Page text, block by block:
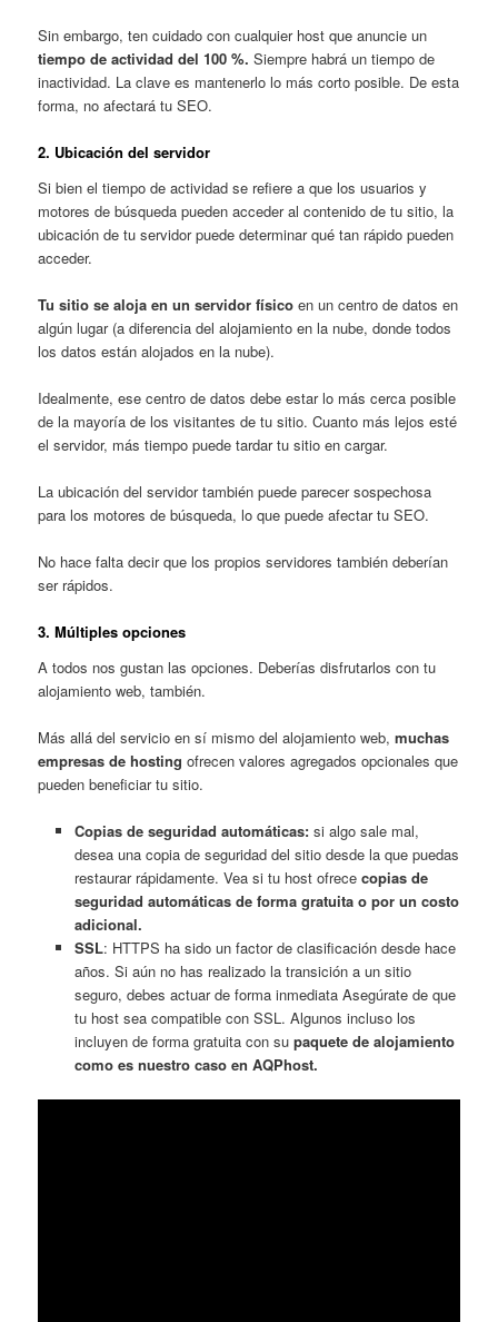
Sin embargo, ten cuidado con cualquier host que anuncie un
tiempo de actividad del 100 %. Siempre habrá un tiempo de
inactividad. La clave es mantenerlo lo más corto posible. De esta
forma, no afectará tu SEO.
2. Ubicación del servidor
Si bien el tiempo de actividad se refiere a que los usuarios y
motores de búsqueda pueden acceder al contenido de tu sitio, la
ubicación de tu servidor puede determinar qué tan rápido pueden
acceder.
Tu sitio se aloja en un servidor físico en un centro de datos en
algún lugar (a diferencia del alojamiento en la nube, donde todos
los datos están alojados en la nube).
Idealmente, ese centro de datos debe estar lo más cerca posible
de la mayoría de los visitantes de tu sitio. Cuanto más lejos esté
el servidor, más tiempo puede tardar tu sitio en cargar.
La ubicación del servidor también puede parecer sospechosa
para los motores de búsqueda, lo que puede afectar tu SEO.
No hace falta decir que los propios servidores también deberían
ser rápidos.
3. Múltiples opciones
A todos nos gustan las opciones. Deberías disfrutarlos con tu
alojamiento web, también.
Más allá del servicio en sí mismo del alojamiento web,muchas
empresas de hosting ofrecen valores agregados opcionales que
pueden beneficiar tu sitio.
Copias de seguridad automáticas:si algo sale mal,
desea una copia de seguridad del sitio desde la que puedas
restaurar rápidamente. Vea si tu host ofrece copias de
seguridad automáticas de forma gratuita o por un costo
adicional.
SSL: HTTPS ha sido un factor de clasificación desde hace
años. Si aún no has realizado la transición a un sitio
seguro, debes actuar de forma inmediata Asegúrate de que
tu host sea compatible con SSL. Algunos incluso los
incluyen de forma gratuita con su paquete de alojamiento
como es nuestro caso en AQPhost.